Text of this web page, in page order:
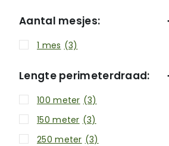
Aantal mesjes:
1 mes (3)
Lengte perimeterdraad:
100 meter (3)
150 meter (3)
250 meter (3)